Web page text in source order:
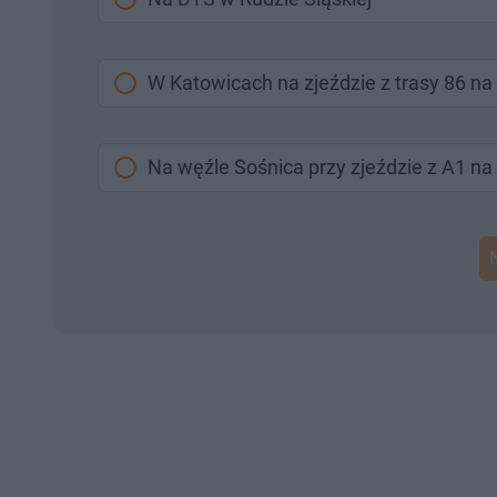
W Katowicach na zjeździe z trasy 86
Na węźle Sośnica przy zjeździe z A1 na